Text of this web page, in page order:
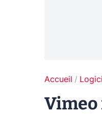
Accueil
Vimeo